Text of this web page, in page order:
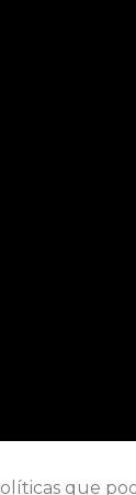
que